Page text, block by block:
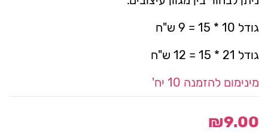
גודל 10 * 15 = 9 ש"ח
גודל 21 * 15 = 12 ש"ח
מינימום להזמנה 10 יח'
₪9.00